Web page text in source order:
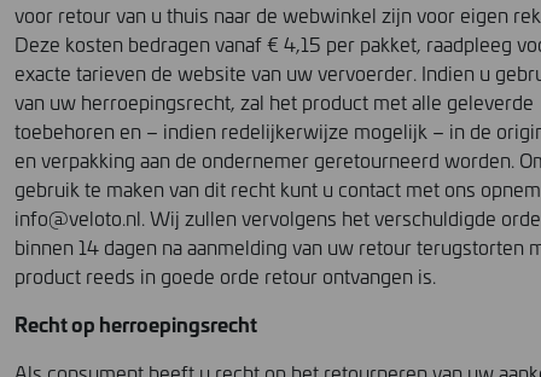
voor retour van u thuis naar de webwinkel zijn voor eigen
Deze kosten bedragen vanaf € 4,15 per pakket, raadpleeg
exacte tarieven de website van uw vervoerder. Indien u
van uw herroepingsrecht, zal het product met alle geleverde
toebehoren en – indien redelijkerwijze mogelijk – in de
en verpakking aan de ondernemer geretourneerd worden.
gebruik te maken van dit recht kunt u contact met ons
info@veloto.nl. Wij zullen vervolgens het verschuldigde
binnen 14 dagen na aanmelding van uw retour terugstorten
product reeds in goede orde retour ontvangen is.
Recht op herroepingsrecht